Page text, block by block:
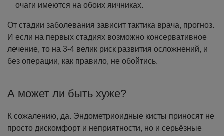
очаги имеются на обоих яичниках.
От стадии заболевания зависит тактика врача, прогноз.
И если на первых стадиях возможно консервативное
лечение, то на 3-4 велик риск развития осложнений, и
без операции, как правило, не обойтись.
А может ли быть хуже?
К сожалению, да. Эндометриоидные кисты приносят не
просто дискомфорт и неприятности, но и серьёзные